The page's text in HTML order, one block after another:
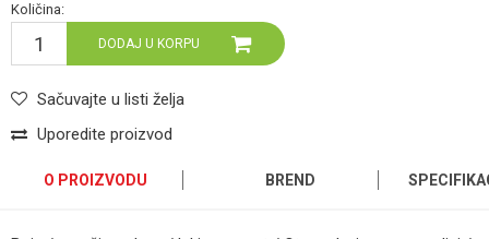
Količina:
DODAJ U KORPU
Sačuvajte u listi želja
Uporedite proizvod
O PROIZVODU BREND